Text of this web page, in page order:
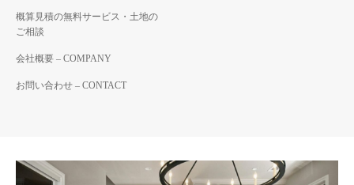
概算見積の無料サービス・土地の
ご相談
会社概要 – COMPANY
お問い合わせ – CONTACT